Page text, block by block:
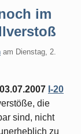
im
am Dienstag, 2.
I-20
die
sind, nicht
zu